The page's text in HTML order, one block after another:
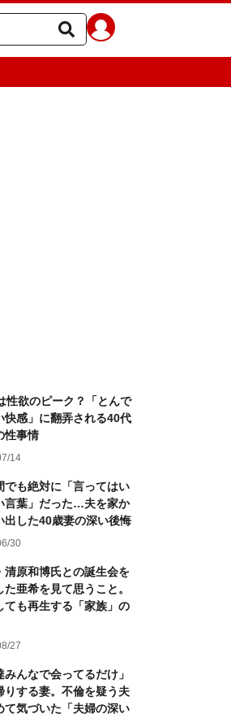
性欲のピーク？「とんで
快感」に翻弄される40代
性事情
14
でも絶対に「言ってはい
言葉」だった…夫を家か
出した40歳妻の深い後悔
30
清原和博氏との誕生会を
た亜希を見て思うこと。
ても再生する「家族」の
27
みんなで会ってるだけ」
りする妻。不倫を疑う夫
て気づいた「夫婦の深い